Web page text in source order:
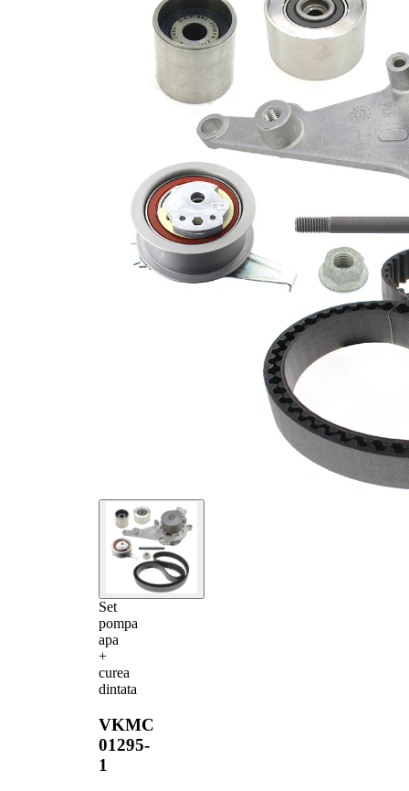
Set
pompa
apa
+
curea
dintata
VKMC
01295-
1
completare/Info
suplimentar 2
pompa de
apa
necuplabila
Listă de piese de schimb
articol
articol
Cantitate
VKMA
01295
1
Pompă de
apă, răcire
motor
VKPC
81295-1
Sortiment,
intinzatoare
SKF02707